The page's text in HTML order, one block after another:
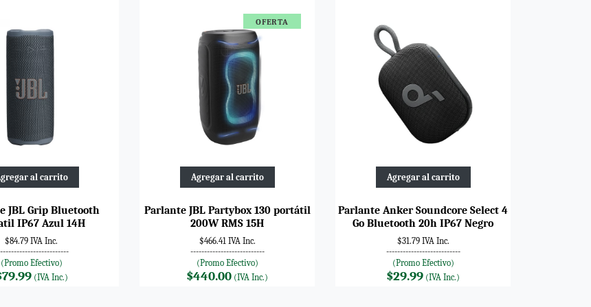
al carrito
JBL Grip Bluetooth
IP67 Azul 14H
$84.79 IVA Inc.
(Promo Efectivo)
(IVA Inc.)
OFERTA
Agregar al carrito
Parlante JBL Partybox 130 portátil
200W RMS 15H
$466.41 IVA Inc.
---------------------------
(Promo Efectivo)
$440.00 (IVA Inc.)
Agregar al carrito
Parlante Anker Soundcore Select 4
Go Bluetooth 20h IP67 Negro
$31.79 IVA Inc.
---------------------------
(Promo Efectivo)
$29.99 (IVA Inc.)